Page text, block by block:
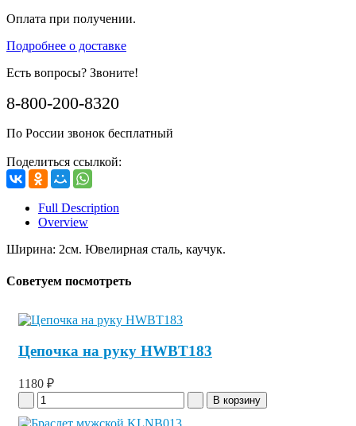
Оплата при получении.
Подробнее о доставке
Есть вопросы? Звоните!
8-800-200-8320
По России звонок бесплатный
Поделиться ссылкой:
Full Description
Overview
Ширина: 2см. Ювелирная сталь, каучук.
Советуем посмотреть
Цепочка на руку HWBT183
1180 ₽